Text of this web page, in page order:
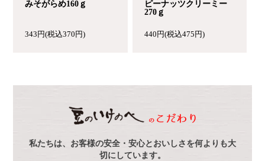
みそがらめ160ｇ
343円(税込370円)
ピーナッツクリーミー
270ｇ
440円(税込475円)
私たちは、お客様の安全・安心とおいしさを何よりも大
切にしています。